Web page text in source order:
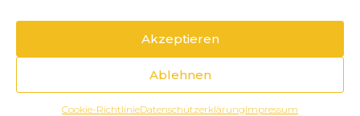
Akzeptieren
Ablehnen
Cookie-RichtlinieDatenschutzerklärungImpressum